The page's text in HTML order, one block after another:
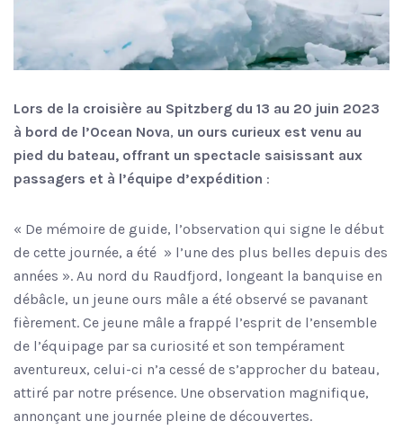
Lors de la croisière au Spitzberg du 13 au 20 juin 2023
à bord de l’Ocean Nova, un ours curieux est venu au
pied du bateau, offrant un spectacle saisissant aux
passagers et à l’équipe d’expédition :
« De mémoire de guide, l’observation qui signe le début
de cette journée, a été » l’une des plus belles depuis des
années ». Au nord du Raudfjord, longeant la banquise en
débâcle, un jeune ours mâle a été observé se pavanant
fièrement. Ce jeune mâle a frappé l’esprit de l’ensemble
de l’équipage par sa curiosité et son tempérament
aventureux, celui-ci n’a cessé de s’approcher du bateau,
attiré par notre présence. Une observation magnifique,
annonçant une journée pleine de découvertes.